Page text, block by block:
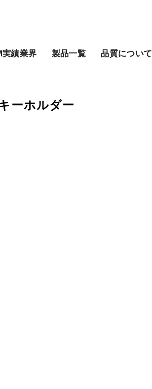
実績業界 製品一覧 品質について
ーホルダー